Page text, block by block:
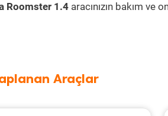
Roomster 1.4 aracınızın bakım ve
Araçlar